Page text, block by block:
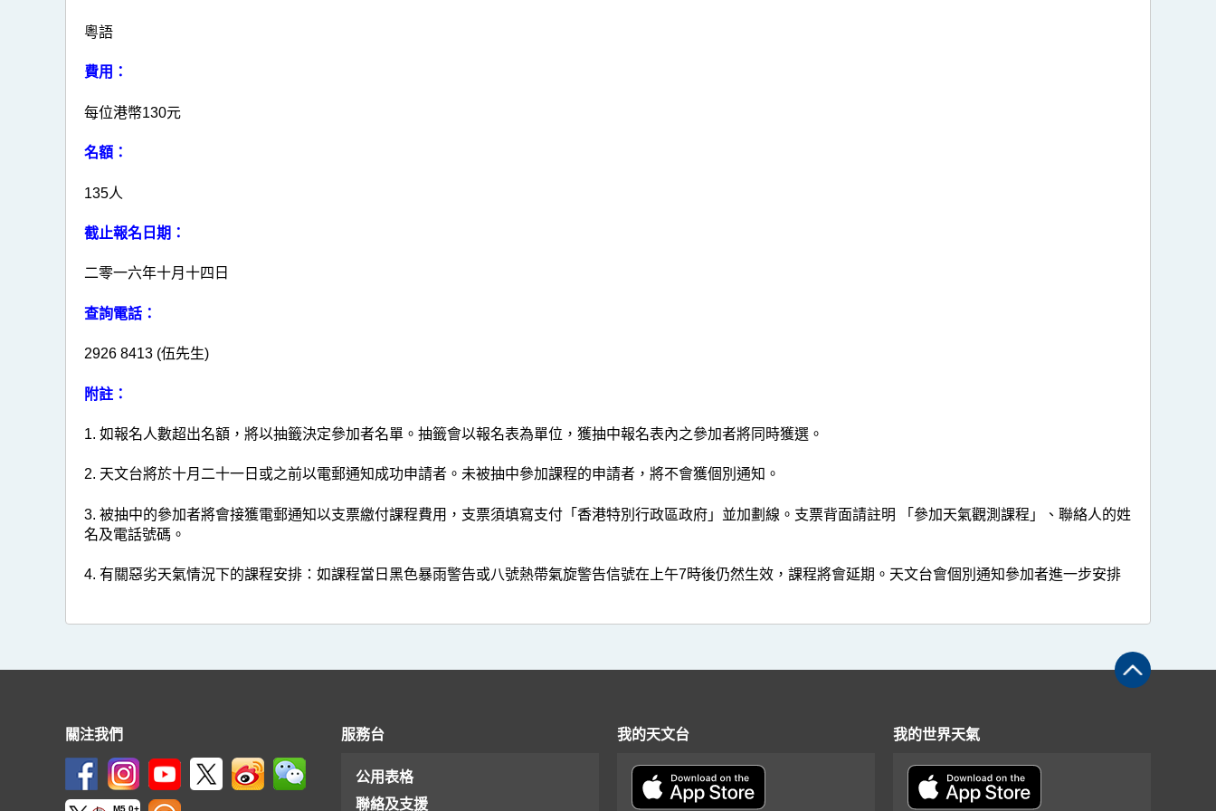
粵語
費用：
每位港幣130元
名額：
135人
截止報名日期：
二零一六年十月十四日
查詢電話：
2926 8413 (伍先生)
附註：
1. 如報名人數超出名額，將以抽籤決定參加者名單。抽籤會以報名表為單位，獲抽中報名表內之參加者將同時獲選。
2. 天文台將於十月二十一日或之前以電郵通知成功申請者。未被抽中參加課程的申請者，將不會獲個別通知。
3. 被抽中的參加者將會接獲電郵通知以支票繳付課程費用，支票須填寫支付「香港特別行政區政府」並加劃線。支票背面請註明 「參加天氣觀測課程」、聯絡人的姓
名及電話號碼。
4. 有關惡劣天氣情況下的課程安排：如課程當日黑色暴雨警告或八號熱帶氣旋警告信號在上午7時後仍然生效，課程將會延期。天文台會個別通知參加者進一步安排
關注我們
M5.0+
服務台
公用表格
聯絡及支援
我的天文台 我的世界天氣